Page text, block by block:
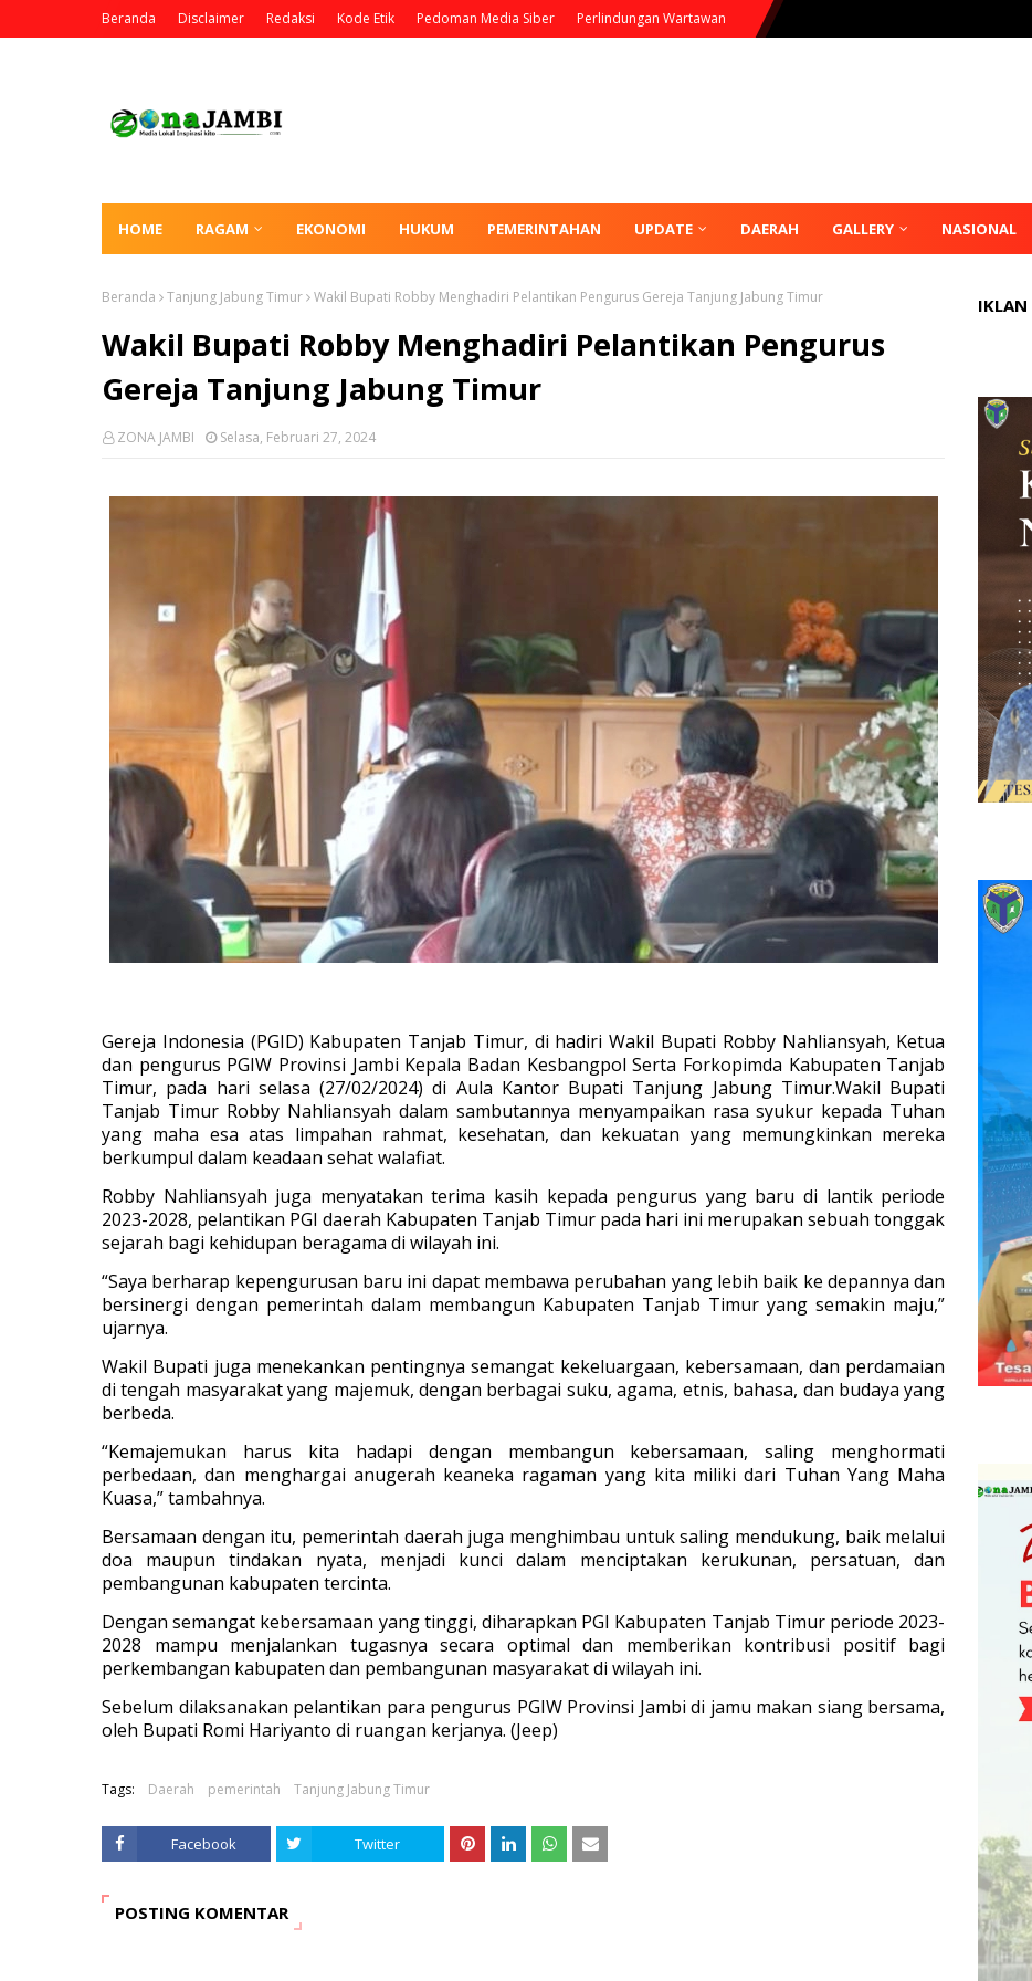
Beranda Disclaimer Redaksi Kode Etik Pedoman Media Siber Perlindungan Wartawan
HOME RAGAM EKONOMI HUKUM PEMERINTAHAN UPDATE DAERAH GALLERY NASIONAL
Beranda Tanjung Jabung Timur Wakil Bupati Robby Menghadiri Pelantikan Pengurus Gereja Tanjung Jabung Timur
Wakil Bupati Robby Menghadiri Pelantikan Pengurus
Gereja Tanjung Jabung Timur
ZONA JAMBI Selasa, Februari 27, 2024
Gereja Indonesia (PGID) Kabupaten Tanjab Timur, di hadiri Wakil Bupati Robby Nahliansyah, Ketua
dan pengurus PGIW Provinsi Jambi Kepala Badan Kesbangpol Serta Forkopimda Kabupaten Tanjab
Timur, pada hari selasa (27/02/2024) di Aula Kantor Bupati Tanjung Jabung Timur.Wakil Bupati
Tanjab Timur Robby Nahliansyah dalam sambutannya menyampaikan rasa syukur kepada Tuhan
yang maha esa atas limpahan rahmat, kesehatan, dan kekuatan yang memungkinkan mereka
berkumpul dalam keadaan sehat walafiat.
Robby Nahliansyah juga menyatakan terima kasih kepada pengurus yang baru di lantik periode
2023-2028, pelantikan PGI daerah Kabupaten Tanjab Timur pada hari ini merupakan sebuah tonggak
sejarah bagi kehidupan beragama di wilayah ini.
“Saya berharap kepengurusan baru ini dapat membawa perubahan yang lebih baik ke depannya dan
bersinergi dengan pemerintah dalam membangun Kabupaten Tanjab Timur yang semakin maju,”
ujarnya.
Wakil Bupati juga menekankan pentingnya semangat kekeluargaan, kebersamaan, dan perdamaian
di tengah masyarakat yang majemuk, dengan berbagai suku, agama, etnis, bahasa, dan budaya yang
berbeda.
“Kemajemukan harus kita hadapi dengan membangun kebersamaan, saling menghormati
perbedaan, dan menghargai anugerah keaneka ragaman yang kita miliki dari Tuhan Yang Maha
Kuasa,” tambahnya.
Bersamaan dengan itu, pemerintah daerah juga menghimbau untuk saling mendukung, baik melalui
doa maupun tindakan nyata, menjadi kunci dalam menciptakan kerukunan, persatuan, dan
pembangunan kabupaten tercinta.
Dengan semangat kebersamaan yang tinggi, diharapkan PGI Kabupaten Tanjab Timur periode 2023-
2028 mampu menjalankan tugasnya secara optimal dan memberikan kontribusi positif bagi
perkembangan kabupaten dan pembangunan masyarakat di wilayah ini.
Sebelum dilaksanakan pelantikan para pengurus PGIW Provinsi Jambi di jamu makan siang bersama,
oleh Bupati Romi Hariyanto di ruangan kerjanya. (Jeep)
Tags: Daerah pemerintah Tanjung Jabung Timur
Facebook Twitter
POSTING KOMENTAR
IKLAN